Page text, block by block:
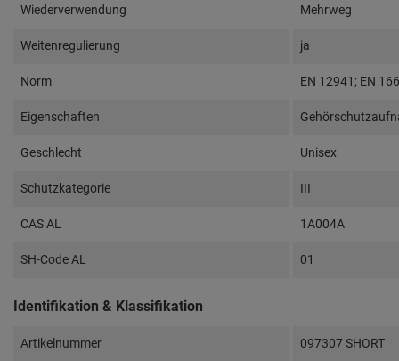
Wiederverwendung Mehrweg
Weitenregulierung ja
Norm EN 12941; EN 166
Eigenschaften
Geschlecht Unisex
Schutzkategorie III
CAS AL 1A004A
SH-Code AL 01
Identifikation & Klassifikation
Artikelnummer 097307 SHORT